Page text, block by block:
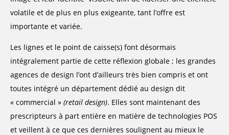
volatile et de plus en plus exigeante, tant l’offre est
importante et variée.
Les lignes et le point de caisse(s) font désormais
intégralement partie de cette réflexion globale ; les grandes
agences de design l’ont d’ailleurs très bien compris et ont
toutes intégré un département dédié au design dit
« commercial » (retail design). Elles sont maintenant des
prescripteurs à part entière en matière de technologies POS
et veillent à ce que ces dernières soulignent au mieux le